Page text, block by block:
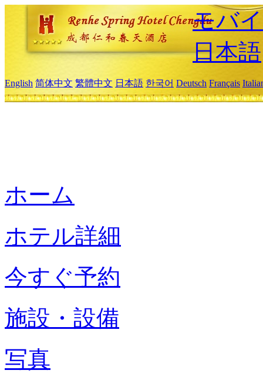
モバ
日本語
English 简体中文 繁體中文 日本語 한국어 Deutsch Français
ホーム
ホテル詳細
今すぐ予約
施設・設備
写真